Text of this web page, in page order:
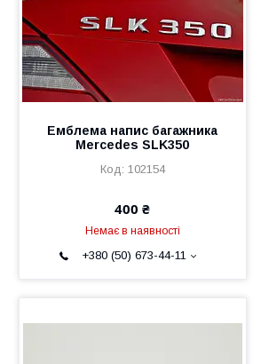
Емблема напис багажника
Mercedes SLK350
102154
400 ₴
Немає в наявності
+380 (50) 673-44-11